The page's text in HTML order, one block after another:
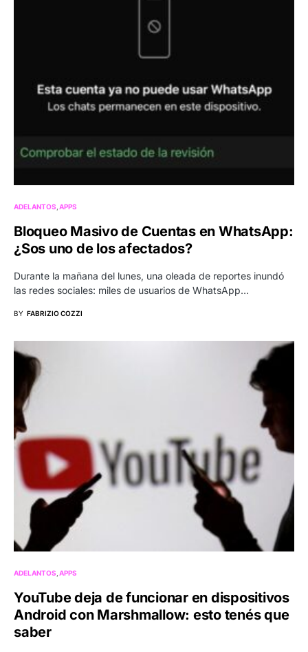
ADELANTOS APPS
Bloqueo Masivo de Cuentas en WhatsApp:
¿Sos uno de los afectados?
Durante la mañana del lunes, una oleada de reportes inundó
las redes sociales: miles de usuarios de WhatsApp…
BY FABRIZIO COZZI
ADELANTOS APPS
YouTube deja de funcionar en dispositivos
Android con Marshmallow: esto tenés que
saber